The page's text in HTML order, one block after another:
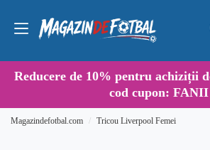
Reducere de 10% pentru achiziții
cod cupon: FANII
Magazindefotbal.com Tricou Liverpool Femei